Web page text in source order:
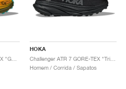
HOKA
Challenger ATR 7 GORE-TEX "Triple Black"
Homem / Corrida / Sapatos